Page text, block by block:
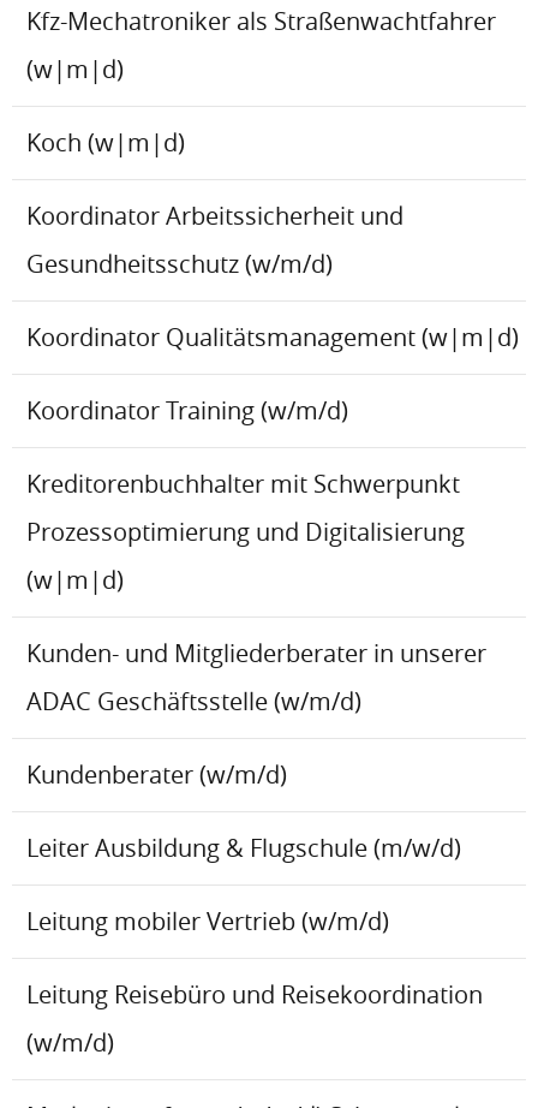
Kfz-Mechatroniker als Straßenwachtfahrer
(w|m|d)
Koch (w|m|d)
Koordinator Arbeitssicherheit und
Gesundheitsschutz (w/m/d)
Koordinator Qualitätsmanagement (w|m|d)
Koordinator Training (w/m/d)
Kreditorenbuchhalter mit Schwerpunkt
Prozessoptimierung und Digitalisierung
(w|m|d)
Kunden- und Mitgliederberater in unserer
ADAC Geschäftsstelle (w/m/d)
Kundenberater (w/m/d)
Leiter Ausbildung & Flugschule (m/w/d)
Leitung mobiler Vertrieb (w/m/d)
Leitung Reisebüro und Reisekoordination
(w/m/d)